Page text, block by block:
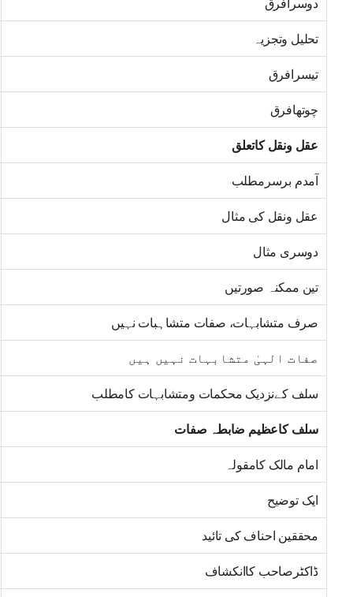
تحلیل وتجزیہ
تیسرافرق
چوتھافرق
عقل ونقل کاتعلق
آمدم برسرمطلب
عقل ونقل کی مثال
دوسری مثال
تین ممکنہ صورتیں
صرف متشابہات، صفات متشاہبات نہیں
صفات الہیٰ متشابہات نہیں ہیں
سلف کےنزدیک محکمات ومتشابہات کامطلب
سلف کاعظیم ضابطہ صفات
امام مالک کامقولہ
ایک توضیح
محققین احناف کی تائید
ڈاکٹرصاحب کاانکشاف